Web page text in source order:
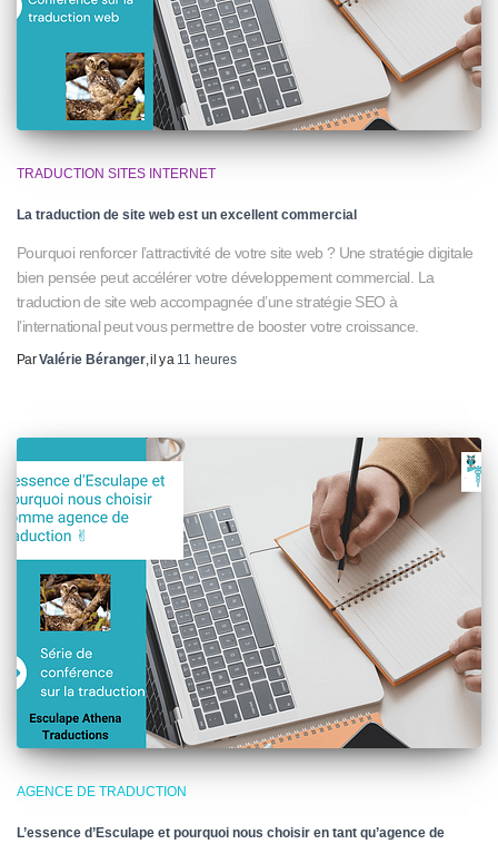
TRADUCTION SITES INTERNET
La traduction de site web est un excellent commercial
Pourquoi renforcer l’attractivité de votre site web ? Une stratégie digitale
bien pensée peut accélérer votre développement commercial. La
traduction de site web accompagnée d’une stratégie SEO à
l’international peut vous permettre de booster votre croissance.
ParValérie Béranger, il y a 11 heures
AGENCE DE TRADUCTION
L’essence d’Esculape et pourquoi nous choisir en tant qu’agence de